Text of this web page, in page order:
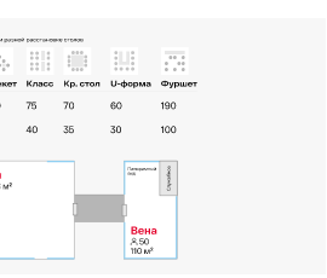
опытные авторы
способные
событие,
Наши эксперты
При
во
5 — фуршетного
меню и питание